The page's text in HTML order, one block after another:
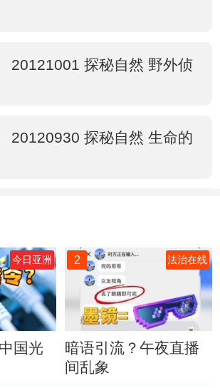
20121001 探秘自然 野外侦
20120930 探秘自然 生命的
今日亚洲
国光
2 法治在线
暗语引流？午夜直播
间乱象